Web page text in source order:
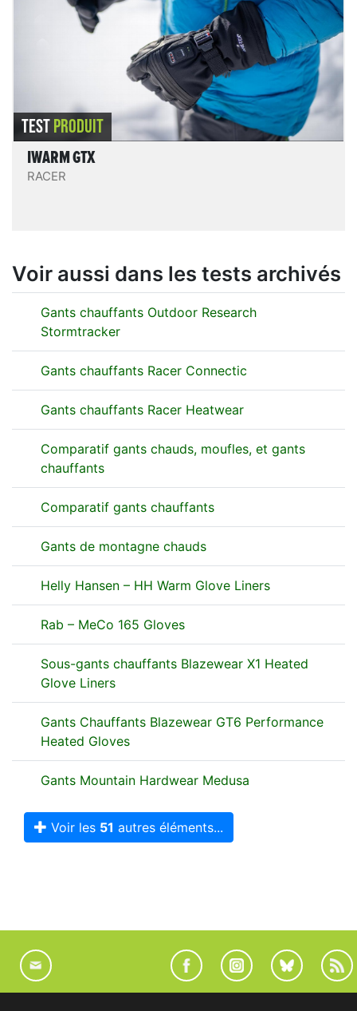
environnement froid !
LIRE LE TEST
TESTPRODUIT
IWARM GTX
RACER
Voir aussi dans les tests archivés
Gants chauffants Outdoor Research
Stormtracker
Gants chauffants Racer Connectic
Gants chauffants Racer Heatwear
Comparatif gants chauds, moufles, et gants
chauffants
Comparatif gants chauffants
Gants de montagne chauds
Helly Hansen – HH Warm Glove Liners
Rab – MeCo 165 Gloves
Sous-gants chauffants Blazewear X1 Heated
Glove Liners
Gants Chauffants Blazewear GT6 Performance
Heated Gloves
Gants Mountain Hardwear Medusa
Voir les 51 autres éléments...